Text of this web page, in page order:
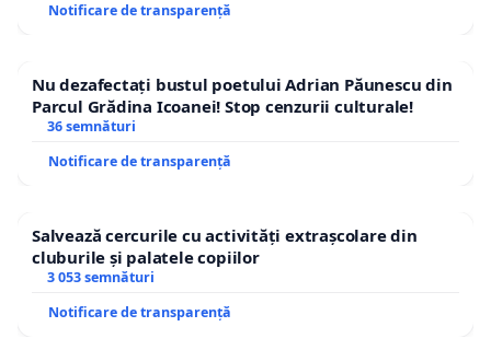
Notificare de transparență
Nu dezafectați bustul poetului Adrian Păunescu din
Parcul Grădina Icoanei! Stop cenzurii culturale!
36 semnături
Notificare de transparență
Salvează cercurile cu activități extrașcolare din
cluburile și palatele copiilor
3 053 semnături
Notificare de transparență